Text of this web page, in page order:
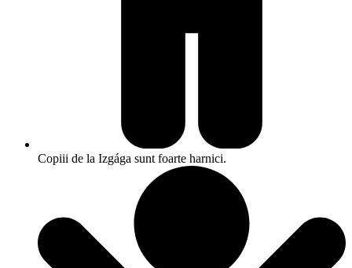
Copiii de la Izgága sunt foarte harnici.